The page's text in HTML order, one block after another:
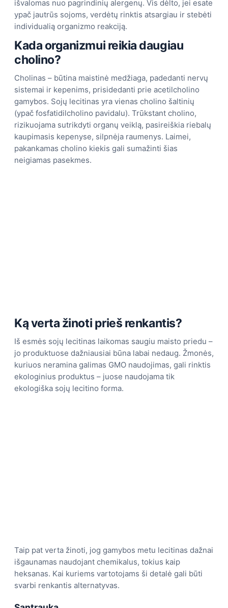
išvalomas nuo pagrindinių alergenų. Vis dėlto, jei esate
ypač jautrūs sojoms, verdėtų rinktis atsargiau ir stebėti
individualią organizmo reakciją.
Kada organizmui reikia daugiau
cholino?
Cholinas – būtina maistinė medžiaga, padedanti nervų
sistemai ir kepenims, prisidedanti prie acetilcholino
gamybos. Sojų lecitinas yra vienas cholino šaltinių
(ypač fosfatidilcholino pavidalu). Trūkstant cholino,
rizikuojama sutrikdyti organų veiklą, pasireiškia riebalų
kaupimasis kepenyse, silpnėja raumenys. Laimei,
pakankamas cholino kiekis gali sumažinti šias
neigiamas pasekmes.
Ką verta žinoti prieš renkantis?
Iš esmės sojų lecitinas laikomas saugiu maisto priedu –
jo produktuose dažniausiai būna labai nedaug. Žmonės,
kuriuos neramina galimas GMO naudojimas, gali rinktis
ekologinius produktus – juose naudojama tik
ekologiška sojų lecitino forma.
Taip pat verta žinoti, jog gamybos metu lecitinas dažnai
išgaunamas naudojant chemikalus, tokius kaip
heksanas. Kai kuriems vartotojams ši detalė gali būti
svarbi renkantis alternatyvas.